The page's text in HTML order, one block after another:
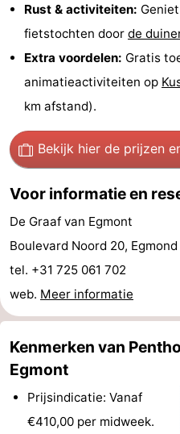
drinken
Evenementen
Praktisch
Forum
Route
-
Parkeren
Reisboekenwinkel
Medische
Noord-
Holland
Natuur
Rust & activiteiten:
fietstochten door de
Extra voordelen: Gratis
animatieactiviteiten op
km afstand).
Bekijk hier de prijzen
Voor informatie en
De Graaf van Egmont
Boulevard Noord 20, Egmond
tel. +31 725 061 702
web. Meer informatie
Kenmerken van
Egmont
Prijsindicatie: Vanaf
€410,00 per midweek.